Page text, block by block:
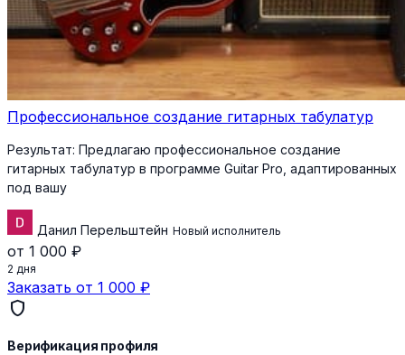
Профессиональное создание гитарных табулатур
Результат: Предлагаю профессиональное создание
гитарных табулатур в программе Guitar Pro, адаптированных
под вашу
Данил Перельштейн Новый исполнитель
от 1 000 ₽
2 дня
Заказать от 1 000 ₽
shield
Верификация профиля